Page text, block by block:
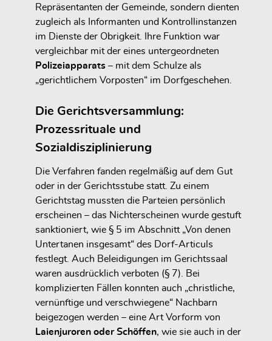
Repräsentanten der Gemeinde, sondern dienten
zugleich als
Informanten und Kontrollinstanzen
im Dienste der Obrigkeit. Ihre Funktion war
vergleichbar mit der eines untergeordneten
Polizeiapparats – mit dem Schulze als
„gerichtlichem Vorposten“ im Dorfgeschehen.
Die Gerichtsversammlung:
Prozessrituale und
Sozialdisziplinierung
Die Verfahren fanden regelmäßig auf dem Gut
oder in der Gerichtsstube statt. Zu einem
Gerichtstag mussten die Parteien persönlich
erscheinen – das Nichterscheinen wurde gestuft
sanktioniert, wie § 5 im Abschnitt „Von denen
Untertanen insgesamt“ des Dorf-Articuls
festlegt. Auch Beleidigungen im Gerichtssaal
waren ausdrücklich verboten (§ 7). Bei
komplizierten Fällen konnten auch „christliche,
vernünftige und verschwiegene“ Nachbarn
beigezogen werden – eine Art Vorform von
Laienjuroren oder Schöffen, wie sie auch in der